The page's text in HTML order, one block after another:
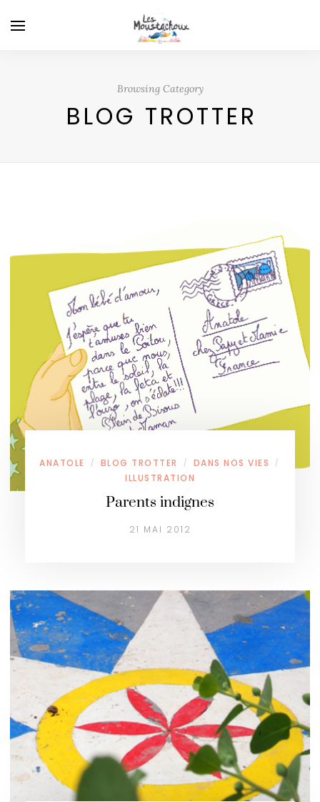
Browsing Category
BLOG TROTTER
ANATOLE / BLOG TROTTER / DANS NOS VIES /
ILLUSTRATION
Parents indignes
21 MAI 2012